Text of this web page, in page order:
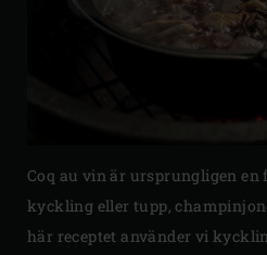
Coq au vin är ursprungligen
kyckling eller tupp,
här receptet använder vi